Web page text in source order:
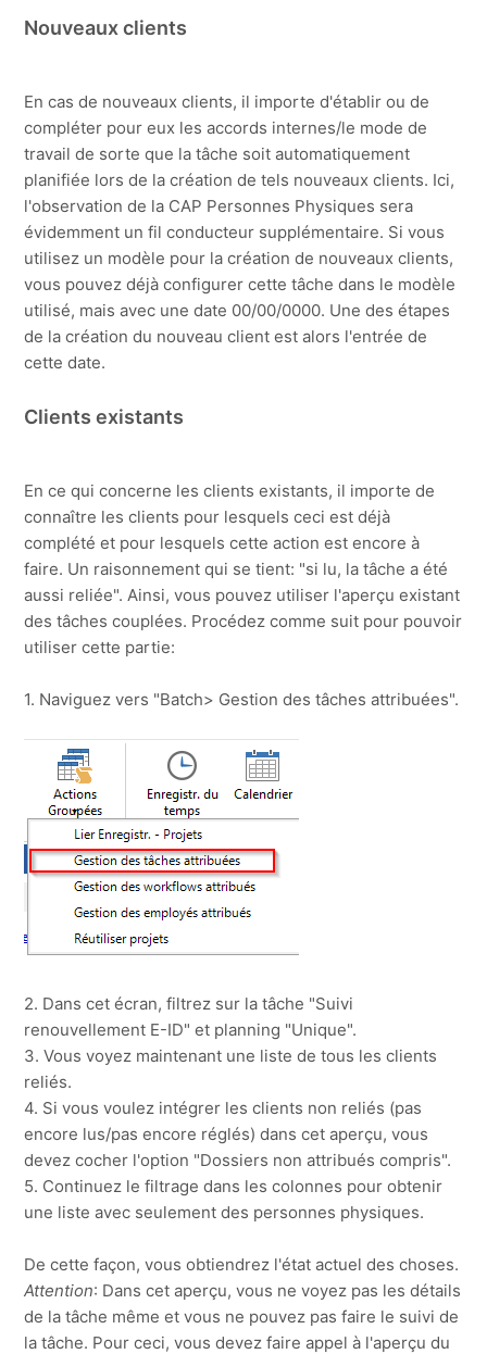
Quels champs puis-j'ajouter à mes tâches du TaskFlow
?
Nouveaux clients
En cas de nouveaux clients, il importe d'établir ou de
compléter pour eux les accords internes/le mode de
travail de sorte que la tâche soit automatiquement
planifiée lors de la création de tels nouveaux clients. Ici,
l'observation de la CAP Personnes Physiques sera
évidemment un fil conducteur supplémentaire. Si vous
utilisez un modèle pour la création de nouveaux clients,
vous pouvez déjà configurer cette tâche dans le modèle
utilisé, mais avec une date 00/00/0000. Une des étapes
de la création du nouveau client est alors l'entrée de
cette date.
Clients existants
En ce qui concerne les clients existants, il importe de
connaître les clients pour lesquels ceci est déjà
complété et pour lesquels cette action est encore à
faire. Un raisonnement qui se tient: "si lu, la tâche a été
aussi reliée". Ainsi, vous pouvez utiliser l'aperçu existant
des tâches couplées. Procédez comme suit pour pouvoir
utiliser cette partie:
1. Naviguez vers "Batch> Gestion des tâches attribuées".
2. Dans cet écran, filtrez sur la tâche "Suivi
renouvellement E-ID" et planning "Unique".
3. Vous voyez maintenant une liste de tous les clients
reliés.
4. Si vous voulez intégrer les clients non reliés (pas
encore lus/pas encore réglés) dans cet aperçu, vous
devez cocher l'option "Dossiers non attribués compris".
5. Continuez le filtrage dans les colonnes pour obtenir
une liste avec seulement des personnes physiques.
De cette façon, vous obtiendrez l'état actuel des choses.
Attention: Dans cet aperçu, vous ne voyez pas les détails
de la tâche même et vous ne pouvez pas faire le suivi de
la tâche. Pour ceci, vous devez faire appel à l'aperçu du